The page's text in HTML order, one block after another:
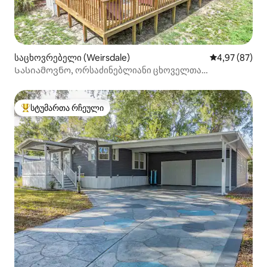
საცხოვრებელი (Weirsdale) საშუალო
4,97 (87)
Სასიამოვნო, ორსაძინებლიანი ცხოველთა
სტუმართა რჩეული მოწინავე ვარიანტი
სტუმართა რჩეული